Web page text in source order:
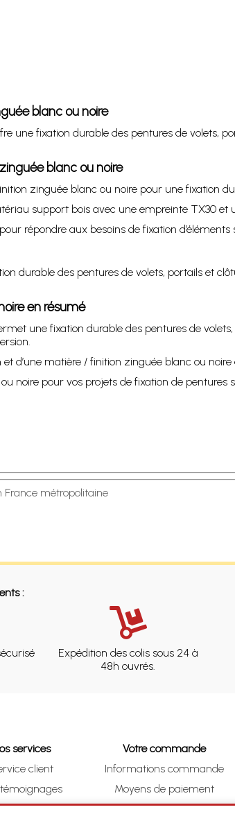
blanc ou noire
une fixation durable des pentures de volets,
blanc ou noire
zinguée blanc ou noire pour une fixation
support bois avec une empreinte TX30 et
répondre aux besoins de fixation d’éléments
durable des pentures de volets, portails et
en résumé
une fixation durable des pentures de
et d’une matière / finition zinguée blanc ou
noire pour vos projets de fixation de pentures
France métropolitaine
:
Expédition des colis sous 24 à
48h ouvrés.
services
client
(DRIVE)
Votre commande
Informations commande
Moyens de paiement
Suivre vos achats